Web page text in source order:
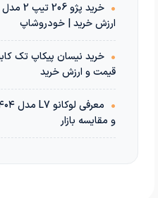
•
ارزش خرید | خودروشاپ
•
قیمت و ارزش خرید
•
و مقایسه بازار